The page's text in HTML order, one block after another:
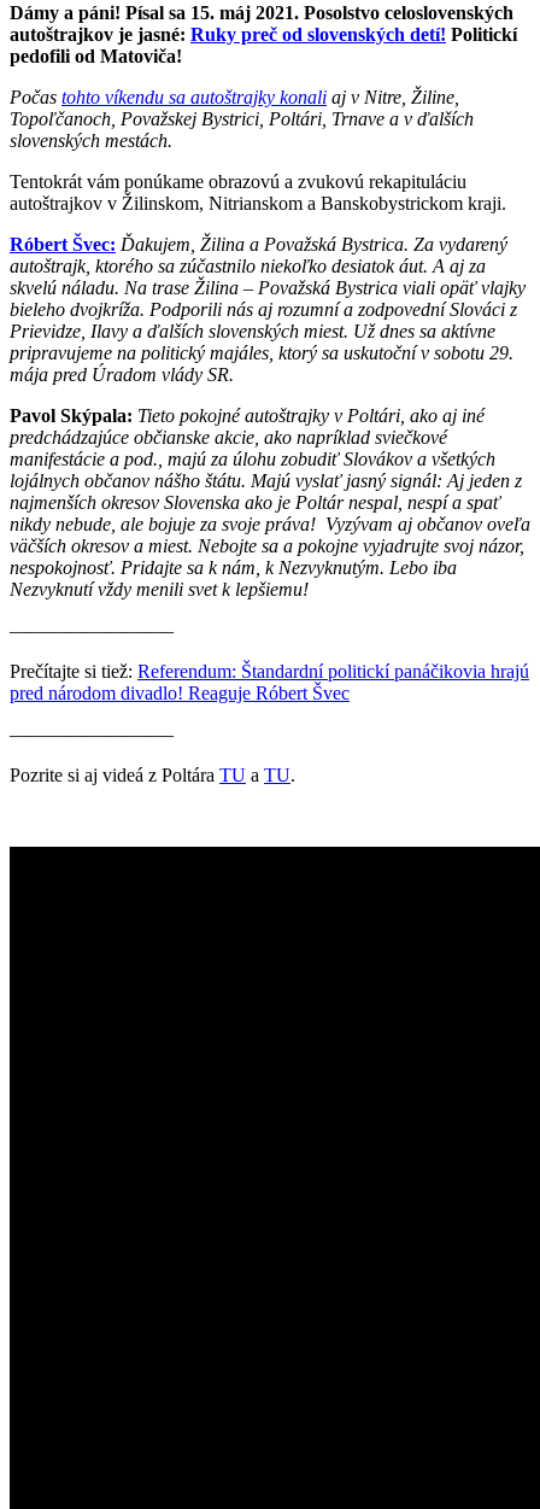
Dámy a páni! Písal sa 15. máj 2021. Posolstvo celoslovenských
autoštrajkov je jasné: Ruky preč od slovenských detí! Politickí
pedofili od Matoviča!
Počas tohto víkendu sa autoštrajky konali aj v Nitre, Žiline,
Topoľčanoch, Považskej Bystrici, Poltári, Trnave a v ďalších
slovenských mestách.
Tentokrát vám ponúkame obrazovú a zvukovú rekapituláciu
autoštrajkov v Žilinskom, Nitrianskom a Banskobystrickom kraji.
Róbert Švec: Ďakujem, Žilina a Považská Bystrica. Za vydarený
autoštrajk, ktorého sa zúčastnilo niekoľko desiatok áut. A aj za
skvelú náladu. Na trase Žilina – Považská Bystrica viali opäť vlajky
bieleho dvojkríža. Podporili nás aj rozumní a zodpovední Slováci z
Prievidze, Ilavy a ďalších slovenských miest. Už dnes sa aktívne
pripravujeme na politický majáles, ktorý sa uskutoční v sobotu 29.
mája pred Úradom vlády SR.
Pavol Skýpala: Tieto pokojné autoštrajky v Poltári, ako aj iné
predchádzajúce občianske akcie, ako napríklad sviečkové
manifestácie a pod., majú za úlohu zobudiť Slovákov a všetkých
lojálnych občanov nášho štátu. Majú vyslať jasný signál: Aj jeden z
najmenších okresov Slovenska ako je Poltár nespal, nespí a spať
nikdy nebude, ale bojuje za svoje práva! Vyzývam aj občanov oveľa
väčších okresov a miest. Nebojte sa a pokojne vyjadrujte svoj názor,
nespokojnosť. Pridajte sa k nám, k Nezvyknutým. Lebo iba
Nezvyknutí vždy menili svet k lepšiemu!
————————–
Prečítajte si tiež: Referendum: Štandardní politickí panáčikovia hrajú
pred národom divadlo! Reaguje Róbert Švec
————————–
Pozrite si aj videá z Poltára TU a TU.